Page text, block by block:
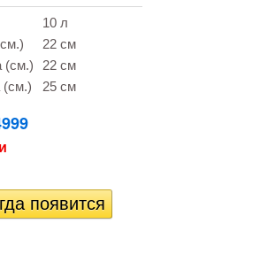
10 л
22 см
(см.)
22 см
(см.)
25 см